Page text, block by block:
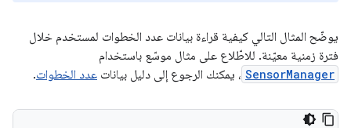
يوضّح المثال التالي كيفية قراءة بيانات عدد الخطوات لمستخدم خلال
فترة زمنية معيّنة. للاطّلاع على مثال موسّع باستخدام
SensorManager ، يمكنك الرجوع إلى دليل بيانات عدد الخطوات.